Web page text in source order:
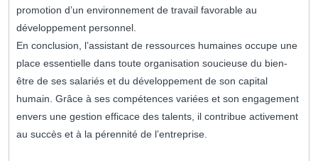
promotion d’un environnement de travail favorable au
développement personnel.
En conclusion, l’assistant de ressources humaines occupe une
place essentielle dans toute organisation soucieuse du bien-
être de ses salariés et du développement de son capital
humain. Grâce à ses compétences variées et son engagement
envers une gestion efficace des talents, il contribue activement
au succès et à la pérennité de l’entreprise.